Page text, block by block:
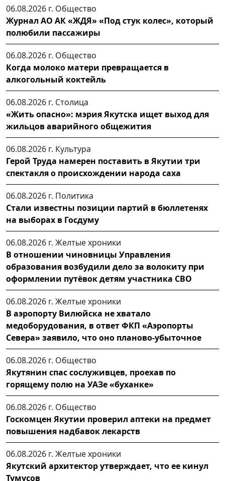
06.08.2026 г. Общество
Журнал АО АК «ЖДЯ» «Под стук колес», который
полюбили пассажиры
06.08.2026 г. Общество
Когда молоко матери превращается в
алкогольный коктейль
06.08.2026 г. Столица
«Жить опасно»: мэрия Якутска ищет выход для
жильцов аварийного общежития
06.08.2026 г. Культура
Герой Труда намерен поставить в Якутии три
спектакля о происхождении народа саха
06.08.2026 г. Политика
Стали известны позиции партий в бюллетенях
на выборах в Госдуму
06.08.2026 г. Желтые хроники
В отношении чиновницы Управления
образования возбудили дело за волокиту при
оформлении путёвок детям участника СВО
06.08.2026 г. Желтые хроники
В аэропорту Вилюйска не хватало
медоборудования, в ответ ФКП «Аэропорты
Севера» заявило, что оно планово-убыточное
06.08.2026 г. Общество
Якутянин спас сослуживцев, проехав по
горящему полю на УАЗе «буханке»
06.08.2026 г. Общество
Госкомцен Якутии проверил аптеки на предмет
повышения надбавок лекарств
06.08.2026 г. Желтые хроники
Якутский архитектор утверждает, что ее кинул
Тумусов